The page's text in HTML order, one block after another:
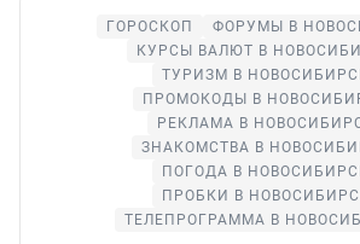
ГОРОСКОП
ФОРУМЫ В
КУРСЫ ВАЛЮТ В
ТУРИЗМ В
ПРОМОКОДЫ В
РЕКЛАМА В
ЗНАКОМСТВА В
ПОГОДА В
ПРОБКИ В
ТЕЛЕПРОГРАММА В